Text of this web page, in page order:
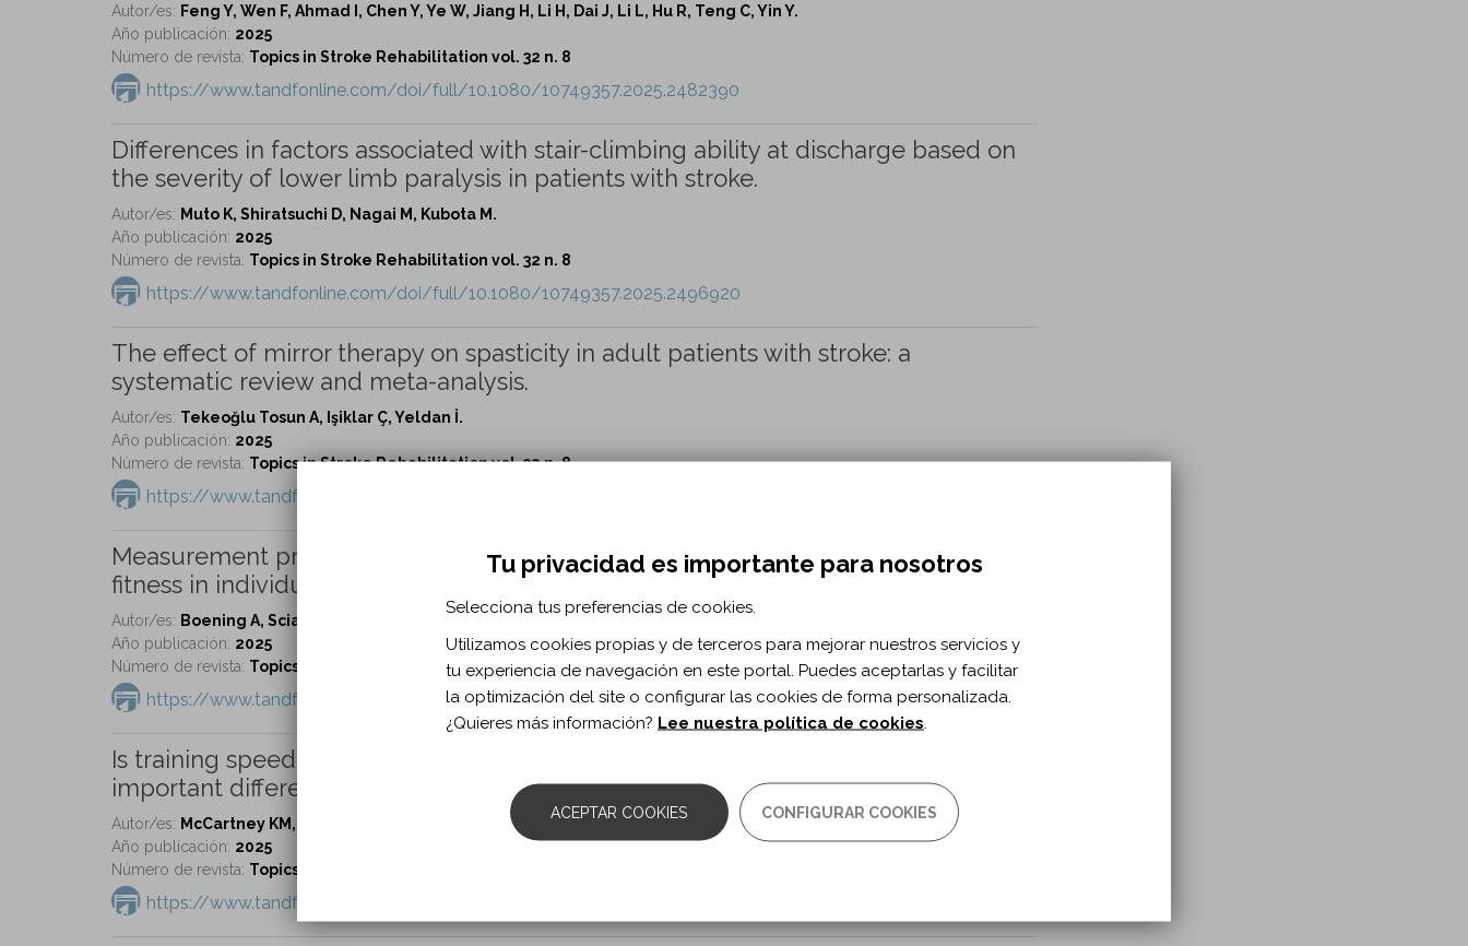
Autor/es: Feng Y, Wen F, Ahmad I, Chen Y, Ye W, Jiang H, Li H, Dai J, Li L, Hu R, Teng C, Yin Y.
Año publicación: 2025
Número de revista: Topics in Stroke Rehabilitation vol. 32 n. 8
https://www.tandfonline.com/doi/full/10.1080/10749357.2025.2482390
Differences in factors associated with stair-climbing ability at discharge based on
the severity of lower limb paralysis in patients with stroke.
Autor/es: Muto K, Shiratsuchi D, Nagai M, Kubota M.
Año publicación: 2025
Número de revista: Topics in Stroke Rehabilitation vol. 32 n. 8
https://www.tandfonline.com/doi/full/10.1080/10749357.2025.2496920
The effect of mirror therapy on spasticity in adult patients with stroke: a
systematic review and meta-analysis.
Autor/es: Tekeoğlu Tosun A, Işiklar Ç, Yeldan İ.
Año publicación: 2025
Número de revista: Topics in Stroke Rehabilitation vol. 32 n. 8
https://www.tandfonline.com/doi/full/10.1080/10749357.2025.2509063
Measurement properties of the 6-min step test for estimating cardiorespiratory
fitness in individuals with chronic stroke.
Autor/es: Boening A, Scianni AA, Avance J, Alvarenga MTM, Nascimento LR.
Año publicación: 2025
Número de revista: Topics in Stroke Rehabilitation vol. 32 n. 8
https://www.tandfonline.com/doi/full/10.1080/10749357.2025.2494963
Is training speed an accurate predictor of who attains a minimal clinically
important difference in the six-minute walk test in people with chronic stroke?
Autor/es: McCartney KM, Boyne P, Pohlig RT, Morton SM, Reisman DS.
Año publicación: 2025
Número de revista: Topics in Stroke Rehabilitation vol. 32 n. 8
https://www.tandfonline.com/doi/full/10.1080/10749357.2025.2513260
Tu privacidad es importante para nosotros
Selecciona tus preferencias de cookies.
Utilizamos cookies propias y de terceros para mejorar nuestros servicios y
tu experiencia de navegación en este portal. Puedes aceptarlas y facilitar
la optimización del site o configurar las cookies de forma personalizada.
¿Quieres más información? Lee nuestra política de cookies
ACEPTAR COOKIES CONFIGURAR COOKIES